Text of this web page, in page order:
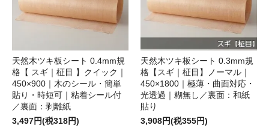
天然木ツキ板シート 0.4mm規
格【 スギ｜柾目 】クイック｜
450×900｜木のシール・簡単
貼り・時短可｜粘着シール付
／裏面：剥離紙
3,497円(税318円)
天然木ツキ板シート 0.3mm規
格【スギ｜柾目】ノーマル｜
450×1800｜極薄・曲面対応・
光透過｜糊無し／裏面：和紙
貼り
3,908円(税355円)